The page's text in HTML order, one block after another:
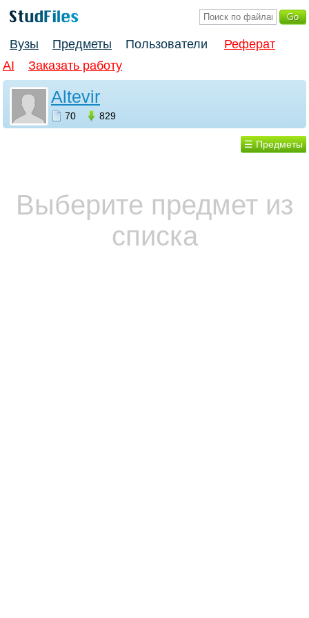
Вузы Предметы Пользователи
Реферат
AI
Заказать работу
Altevir
70 829
☰ Предметы
Выберите предмет из
списка